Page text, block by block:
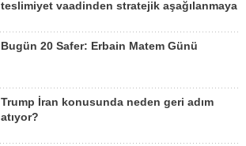
teslimiyet vaadinden stratejik aşağılanmaya
Bugün 20 Safer: Erbain Matem Günü
Trump İran konusunda neden geri adım
atıyor?